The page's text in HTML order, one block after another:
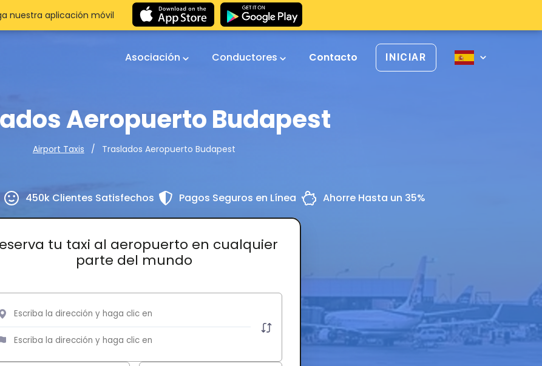
Asociación Conductores Contacto INICIAR
Aeropuerto Budapest
Airport Taxis Traslados Aeropuerto Budapest
450k Clientes Satisfechos Pagos Seguros en Línea Ahorre Hasta un 35%
tu taxi al aeropuerto en cualquier
parte del mundo
nuestra aplicación móvil